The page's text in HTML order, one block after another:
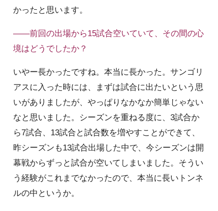
かったと思います。
――前回の出場から15試合空いていて、その間の心
境はどうでしたか？
いやー長かったですね。本当に長かった。サンゴリ
アスに入った時には、まずは試合に出たいという思
いがありましたが、やっぱりなかなか簡単じゃない
なと思いました。シーズンを重ねる度に、3試合か
ら7試合、13試合と試合数を増やすことができて、
昨シーズンも13試合出場した中で、今シーズンは開
幕戦からずっと試合が空いてしまいました。そうい
う経験がこれまでなかったので、本当に長いトンネ
ルの中というか。